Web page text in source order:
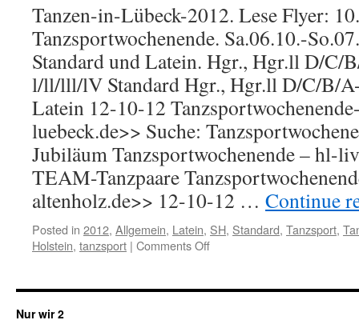
Tanzen-in-Lübeck-2012. Lese Flyer:
Tanzsportwochenende. Sa.06.10.-
Standard und Latein. Hgr., Hgr.ll D/C/
l/ll/lll/lV Standard Hgr., Hgr.ll D/C/B/
Latein 12-10-12
luebeck.de>> Suche:
Jubiläum Tanzsportwochenende – hl-
TEAM-Tanzpaare
altenholz.de>> 12-10-12 … Continue
Posted in 2012, Allgemein, Latein, SH, Standard, Tanzsport,
Holstein, tanzsport | Comments Off
Luebeck
Nur wir 2